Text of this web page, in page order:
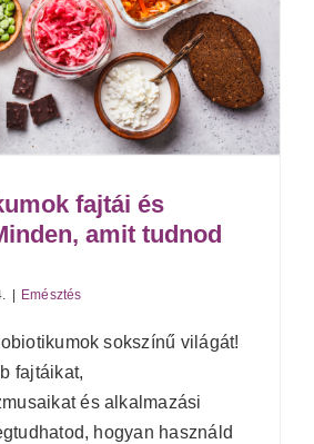
fajtái és
amit tudnod
Emésztés
sokszínű világát!
fajtáikat,
és alkalmazási
hogyan használd